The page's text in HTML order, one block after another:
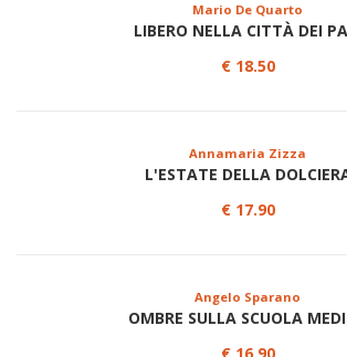
Mario De Quarto
LIBERO NELLA CITTÀ DEI
€ 18.50
Annamaria Zizza
L'ESTATE DELLA
€ 17.90
Angelo Sparano
OMBRE SULLA SCUOLA